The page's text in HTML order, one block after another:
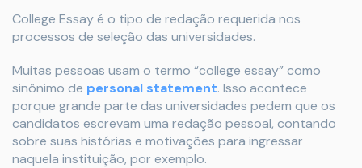
College Essay é o tipo de redação requerida nos
processos de seleção das universidades.
Muitas pessoas usam o termo “college essay” como
sinônimo de personal statement. Isso acontece
porque grande parte das universidades pedem que os
candidatos escrevam uma redação pessoal, contando
sobre suas histórias e motivações para ingressar
naquela instituição, por exemplo.